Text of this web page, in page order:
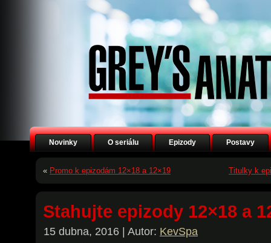
Novinky O seriálu Epizody Postavy
« Promo k epizodám 12×18 a 12×19 Titulky k
Stahujte epizody 12×18 a
15 dubna, 2016 | Autor: KevSpa